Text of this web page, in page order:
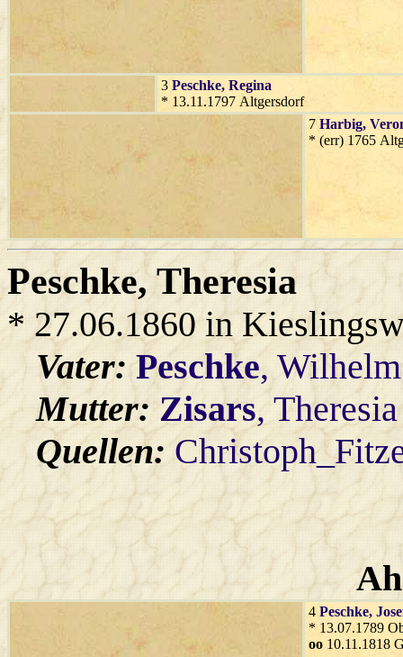
3 Peschke, Regina
* 13.11.1797 Altgersdorf
7 Harbig,
* (err) 1765
Peschke, Theresia
* 27.06.1860 in
Vater:Peschke,
Mutter: Zisars, Theresia
Quellen:
4 Peschke,
* 13.07.1789
oo 10.11.1818